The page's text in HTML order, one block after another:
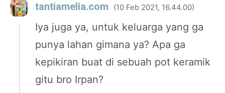
tantiamelia.com 10 Feb 2021, 16.44.00
Iya juga ya, untuk keluarga yang ga
punya lahan gimana ya? Apa ga
kepikiran buat di sebuah pot keramik
gitu bro Irpan?